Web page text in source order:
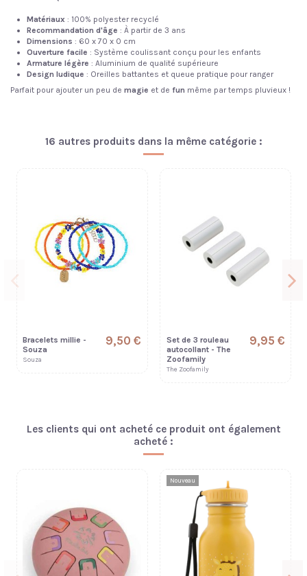
Matériaux : 100% polyester recyclé
Recommandation d'âge : À partir de 3 ans
Dimensions : 60 x 70 x 0 cm
Ouverture facile : Système coulissant conçu pour les enfants
Armature légère : Aluminium de qualité supérieure
Design ludique : Oreilles battantes et queue pratique pour ranger
Parfait pour ajouter un peu de magie et de fun même par temps pluvieux !
16 autres produits dans la même catégorie :
Bracelets millie -
Souza
Souza
9,50 €
Set de 3 rouleau
autocollant - The
Zoofamily
The Zoofamily
9,95 €
Les clients qui ont acheté ce produit ont également
acheté :
Nouveau